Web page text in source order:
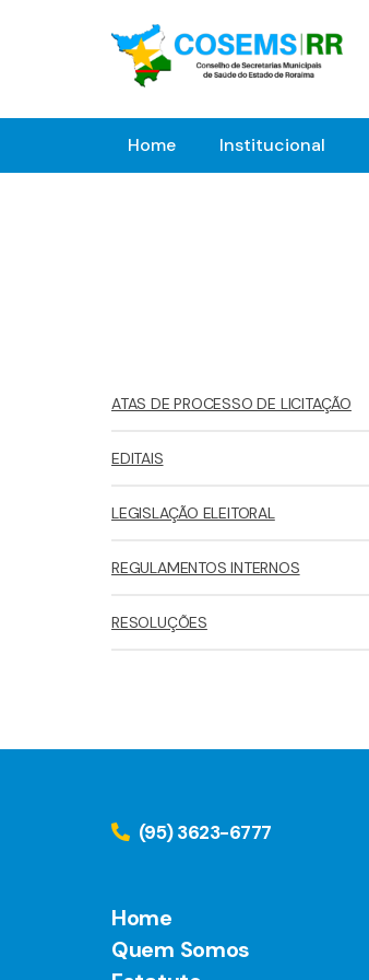
Home Institucional
ATAS DE PROCESSO DE LICITAÇÃO
EDITAIS
LEGISLAÇÃO ELEITORAL
REGULAMENTOS INTERNOS
RESOLUÇÕES
(95) 3623-6777
Home
Quem Somos